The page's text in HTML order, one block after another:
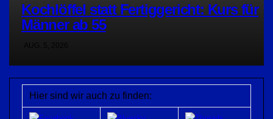
Kochlöffel statt Fertiggericht: Kurs für
Männer ab 55
Hier sind wir auch zu finden: